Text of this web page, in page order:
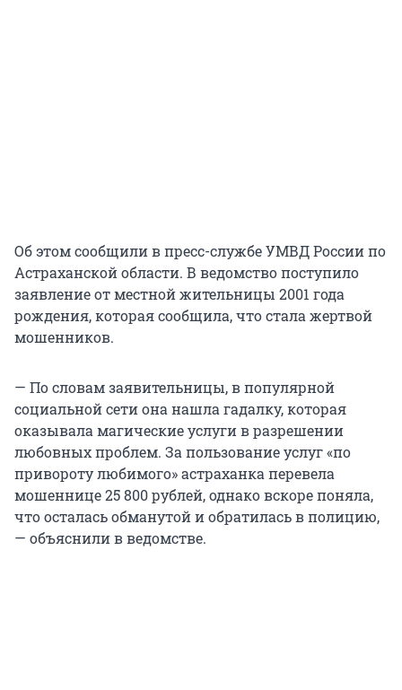
Об этом сообщили в пресс-службе УМВД России по
Астраханской области. В ведомство поступило
заявление от местной жительницы 2001 года
рождения, которая сообщила, что стала жертвой
мошенников.
— По словам заявительницы, в популярной
социальной сети она нашла гадалку, которая
оказывала магические услуги в разрешении
любовных проблем. За пользование услуг «по
привороту любимого» астраханка перевела
мошеннице 25 800 рублей, однако вскоре поняла,
что осталась обманутой и обратилась в полицию,
— объяснили в ведомстве.